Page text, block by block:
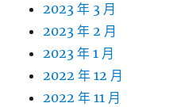
2023 年 3 月
2023 年 2 月
2023 年 1 月
2022 年 12 月
2022 年 11 月